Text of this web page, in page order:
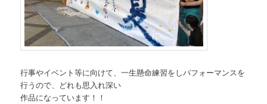
行事やイベント等に向けて、一生懸命練習をしパフォーマンスを
行うので、どれも思入れ深い
作品になっています！！